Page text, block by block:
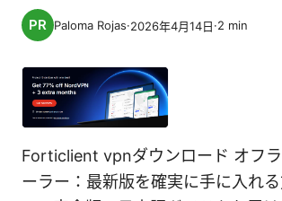
Paloma Rojas·2026年4月14日·2 min
Forticlient vpnダウンロード オフ
ーラー：最新版を確実に手に入れ